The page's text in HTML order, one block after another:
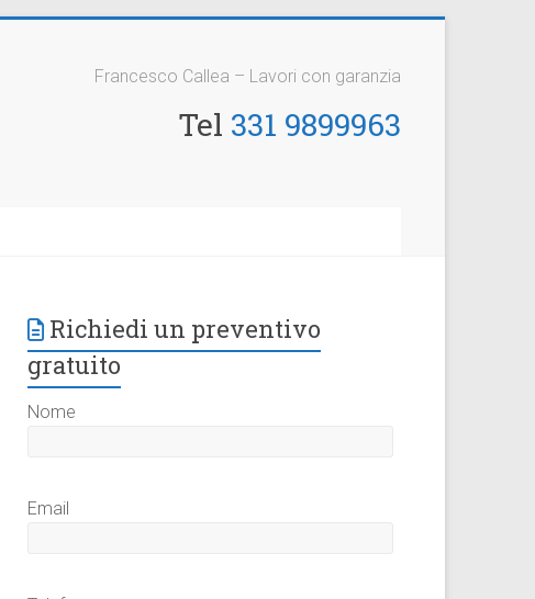
Francesco Callea – Lavori con garanzia
Tel 331 9899963
Richiedi un preventivo
gratuito
Nome
Email